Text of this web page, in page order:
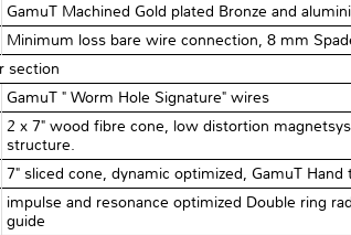
GamuT Machined Gold plated Bronze and
Minimum loss bare wire connection, 8 mm
section
GamuT " Worm Hole Signature" wires
2 x 7" wood fibre cone, low distortion
structure.
7" sliced cone, dynamic optimized, GamuT
impulse and resonance optimized Double ring
guide